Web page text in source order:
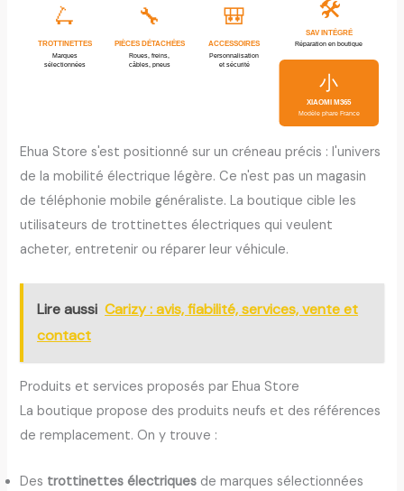
🛴
TROTTINETTES
Marques
sélectionnées
🔧
PIÈCES DÉTACHÉES
Roues, freins,
câbles, pneus
🎒
ACCESSOIRES
Personnalisation
et sécurité
🛠️
SAV INTÉGRÉ
Réparation en boutique
小
XIAOMI M365
Modèle phare France
Ehua Store s'est positionné sur un créneau précis : l'univers
de la mobilité électrique légère. Ce n'est pas un magasin
de téléphonie mobile généraliste. La boutique cible les
utilisateurs de trottinettes électriques qui veulent
acheter, entretenir ou réparer leur véhicule.
Lire aussi Carizy : avis, fiabilité, services, vente et
contact
Produits et services proposés par Ehua Store
La boutique propose des produits neufs et des références
de remplacement. On y trouve :
Des trottinettes électriques de marques sélectionnées